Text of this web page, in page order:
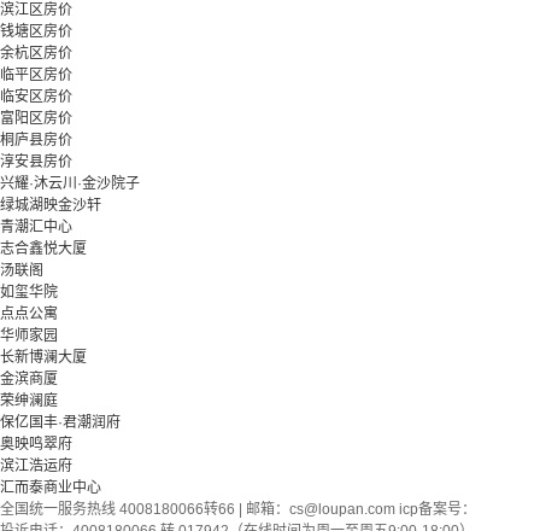
滨江区房价
钱塘区房价
余杭区房价
临平区房价
临安区房价
富阳区房价
桐庐县房价
淳安县房价
兴耀·沐云川·金沙院子
绿城湖映金沙轩
青潮汇中心
志合鑫悦大厦
汤联阁
如玺华院
点点公寓
华师家园
长新博澜大厦
金滨商厦
荣绅澜庭
保亿国丰·君潮润府
奥映鸣翠府
滨江浩运府
汇而泰商业中心
全国统一服务热线 4008180066转66 | 邮箱： cs@loupan.com icp备案号：